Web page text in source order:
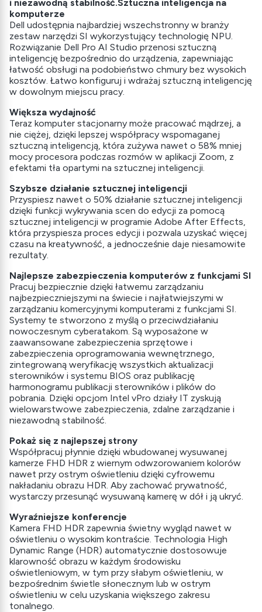
i niezawodną stabilność.Sztuczna inteligencja na
komputerze
Dell udostępnia najbardziej wszechstronny w branży
zestaw narzędzi SI wykorzystujący technologię NPU.
Rozwiązanie Dell Pro AI Studio przenosi sztuczną
inteligencję bezpośrednio do urządzenia, zapewniając
łatwość obsługi na podobieństwo chmury bez wysokich
kosztów. Łatwo konfiguruj i wdrażaj sztuczną inteligencję
w dowolnym miejscu pracy.
Większa wydajność
Teraz komputer stacjonarny może pracować mądrzej, a
nie ciężej, dzięki lepszej współpracy wspomaganej
sztuczną inteligencją, która zużywa nawet o 58% mniej
mocy procesora podczas rozmów w aplikacji Zoom, z
efektami tła opartymi na sztucznej inteligencji.
Szybsze działanie sztucznej inteligencji
Przyspiesz nawet o 50% działanie sztucznej inteligencji
dzięki funkcji wykrywania scen do edycji za pomocą
sztucznej inteligencji w programie Adobe After Effects,
która przyspiesza proces edycji i pozwala uzyskać więcej
czasu na kreatywność, a jednocześnie daje niesamowite
rezultaty.
Najlepsze zabezpieczenia komputerów z funkcjami SI
Pracuj bezpiecznie dzięki łatwemu zarządzaniu
najbezpieczniejszymi na świecie i najłatwiejszymi w
zarządzaniu komercyjnymi komputerami z funkcjami SI.
Systemy te stworzono z myślą o przeciwdziałaniu
nowoczesnym cyberatakom. Są wyposażone w
zaawansowane zabezpieczenia sprzętowe i
zabezpieczenia oprogramowania wewnętrznego,
zintegrowaną weryfikację wszystkich aktualizacji
sterowników i systemu BIOS oraz publikację
harmonogramu publikacji sterowników i plików do
pobrania. Dzięki opcjom Intel vPro działy IT zyskują
wielowarstwowe zabezpieczenia, zdalne zarządzanie i
niezawodną stabilność.
Pokaż się z najlepszej strony
Współpracuj płynnie dzięki wbudowanej wysuwanej
kamerze FHD HDR z wiernym odwzorowaniem kolorów
nawet przy ostrym oświetleniu dzięki cyfrowemu
nakładaniu obrazu HDR. Aby zachować prywatność,
wystarczy przesunąć wysuwaną kamerę w dół i ją ukryć.
Wyraźniejsze konferencje
Kamera FHD HDR zapewnia świetny wygląd nawet w
oświetleniu o wysokim kontraście. Technologia High
Dynamic Range (HDR) automatycznie dostosowuje
klarowność obrazu w każdym środowisku
oświetleniowym, w tym przy słabym oświetleniu, w
bezpośrednim świetle słonecznym lub w ostrym
oświetleniu w celu uzyskania większego zakresu
tonalnego.